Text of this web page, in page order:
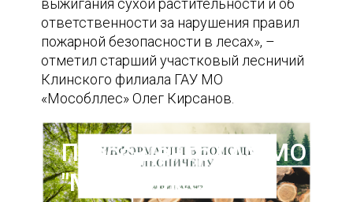
выжигания сухой растительности и об
ответственности за нарушения правил
пожарной безопасности в лесах», –
отметил старший участковый лесничий
Клинского филиала ГАУ МО
«Мособллес» Олег Кирсанов.
Пресс-центр ГАУ МО
"Мособллес"